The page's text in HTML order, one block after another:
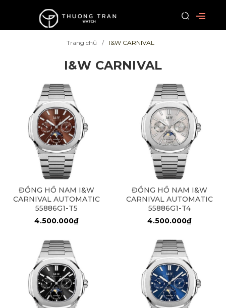
Trang chủ I&W CARNIVAL
I&W CARNIVAL
ĐỒNG HỒ NAM I&W
CARNIVAL AUTOMATIC
55886G1-T5
4.500.000₫
ĐỒNG HỒ NAM I&W
CARNIVAL AUTOMATIC
55886G1-T4
4.500.000₫